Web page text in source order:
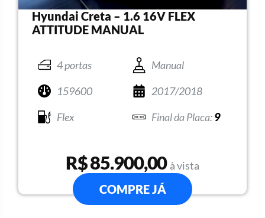
Hyundai Creta – 1.6 16V FLEX
ATTITUDE MANUAL
4 portas
Manual
159600
2017/2018
Flex
9
R$ 85.900,00 à vista
COMPRE JÁ